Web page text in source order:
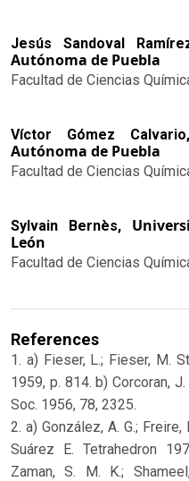
Jesús Sandoval
Autónoma de Puebla
Facultad de Ciencias
Víctor Gómez
Autónoma de Puebla
Facultad de Ciencias
Sylvain Bernès,
León
Facultad de Ciencias
References
1. a) Fieser, L.; Fieser, M.
1959, p. 814. b) Corcoran,
Soc. 1956, 78, 2325.
2. a) González, A. G.; Freire,
Suárez E. Tetrahedron
Zaman, S. M. K.;